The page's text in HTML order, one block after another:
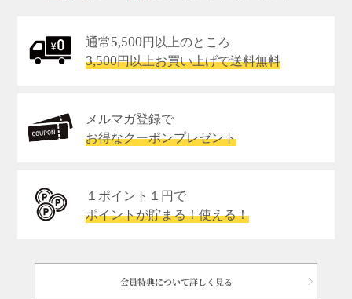
通常5,500円以上のところ
3,500円以上お買い上げで送料無料
メルマガ登録で
お得なクーポンプレゼント
１ポイント１円で
ポイントが貯まる！使える！
会員特典について詳しく見る